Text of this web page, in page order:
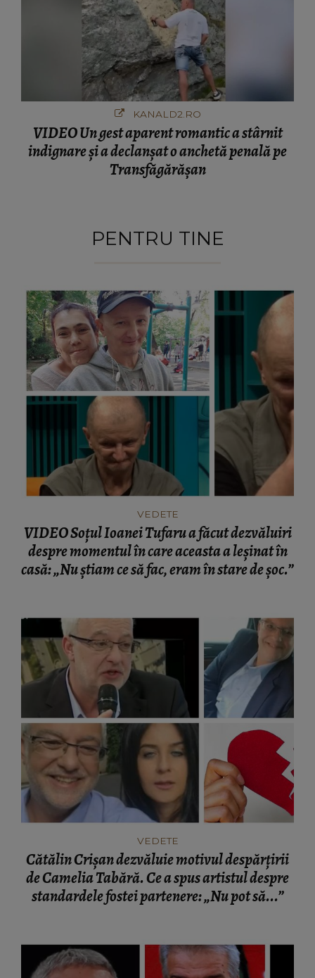
KANALD2.RO
VIDEO Un gest aparent romantic a stârnit
indignare și a declanșat o anchetă penală pe
Transfăgărășan
PENTRU TINE
VEDETE
VIDEO Soțul Ioanei Tufaru a făcut dezvăluiri
despre momentul în care aceasta a leșinat în
casă: „Nu știam ce să fac, eram în stare de șoc.”
VEDETE
Cătălin Crișan dezvăluie motivul despărțirii
de Camelia Tabără. Ce a spus artistul despre
standardele fostei partenere: „Nu pot să...”